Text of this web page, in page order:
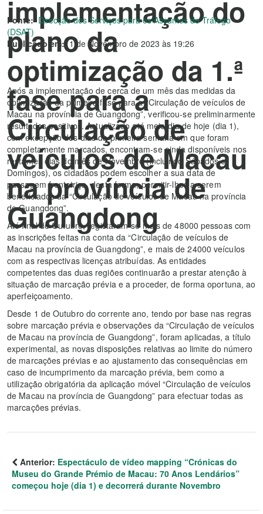
implementação do
plano da
optimização da 1.ª
fase para a
Circulação de
veículos de Macau
na província de
Guangdong
Fonte: Direcção dos Serviços para os Assuntos de Tráfego
(DSAT)
Publicado em: 1 de Novembro de 2023 às 19:26
Após a implementação de cerca de um mês das medidas da
optimização da primeira fase para a “Circulação de veículos de
Macau na província de Guangdong”, verificou-se preliminarmente
resultados positivos. Actualizado até meio-dia de hoje (dia 1),
com excepção dos dias da primeira semana em que foram
completamente marcados, encontram-se ainda disponíveis nos
restantes dias do mês de Novembro (incluindo Sábados e
Domingos), os cidadãos podem escolher a sua data de
passagem fronteiriça, desta forma, permitir-lhes a serem
beneficiados da “Circulação de veículos de Macau na província
de Guangdong”.
Até final de Outubro, registaram-se mais de 48000 pessoas com
as inscrições feitas na conta da “Circulação de veículos de
Macau na província de Guangdong”, e mais de 24000 veículos
com as respectivas licenças atribuídas. As entidades
competentes das duas regiões continuarão a prestar atenção à
situação de marcação prévia e a proceder, de forma oportuna, ao
aperfeiçoamento.
Desde 1 de Outubro do corrente ano, tendo por base nas regras
sobre marcação prévia e observações da “Circulação de veículos
de Macau na província de Guangdong”, foram aplicadas, a título
experimental, as novas disposições relativas ao limite do número
de marcações prévias e ao ajustamento das consequências em
caso de incumprimento da marcação prévia, bem como a
utilização obrigatória da aplicação móvel “Circulação de veículos
de Macau na província de Guangdong” para efectuar todas as
marcações prévias.
Anterior: Espectáculo de vídeo mapping “Crónicas do
Museu do Grande Prémio de Macau: 70 Anos Lendários”
começou hoje (dia 1) e decorrerá durante Novembro